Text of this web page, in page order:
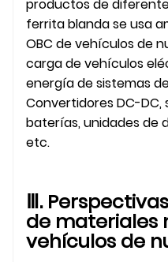
productos de
ferrita blanda se usa
OBC de vehículos de
carga de vehículos
energía de sistemas
Convertidores DC-
baterías, unidades de
etc.
Ⅲ.
de materiales
vehículos de